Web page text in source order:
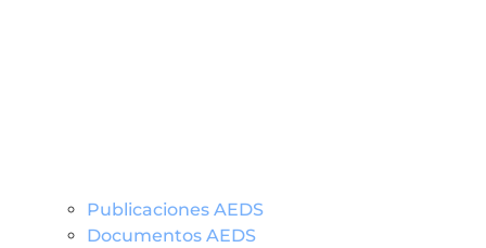
Publicaciones AEDS
Documentos AEDS